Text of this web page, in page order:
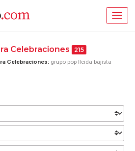
Celebraciones 215
Celebraciones: grupo pop lleida bajista